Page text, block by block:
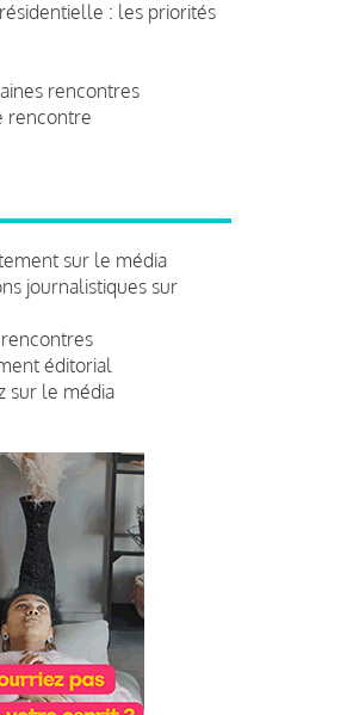
: les priorités
rencontres
rencontre
sur le média
journalistiques sur
éditorial
sur le média